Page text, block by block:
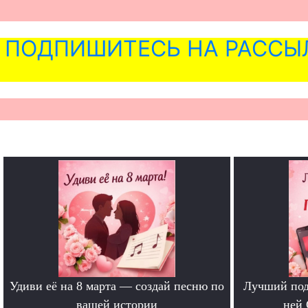
ПОДПИШИТЕСЬ НА
Удиви её на 8 марта — создай песню по
вашей истории
Лучший
ней